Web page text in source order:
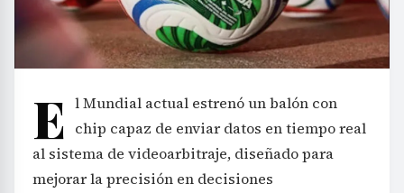
E l Mundial actual estrenó un balón con
chip capaz de enviar datos en tiempo real
al sistema de videoarbitraje, diseñado para
mejorar la precisión en decisiones